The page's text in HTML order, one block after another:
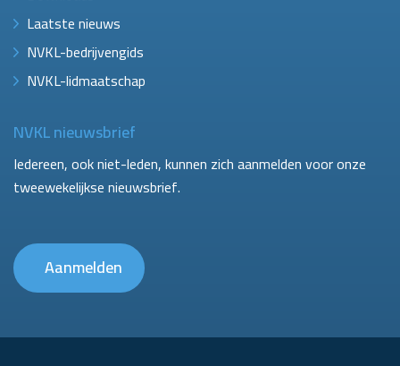
Laatste nieuws
NVKL-bedrijvengids
NVKL-lidmaatschap
NVKL nieuwsbrief
Iedereen, ook niet-leden, kunnen zich aanmelden voor onze
tweewekelijkse nieuwsbrief.
Aanmelden